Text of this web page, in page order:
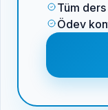
Tüm
Ödev